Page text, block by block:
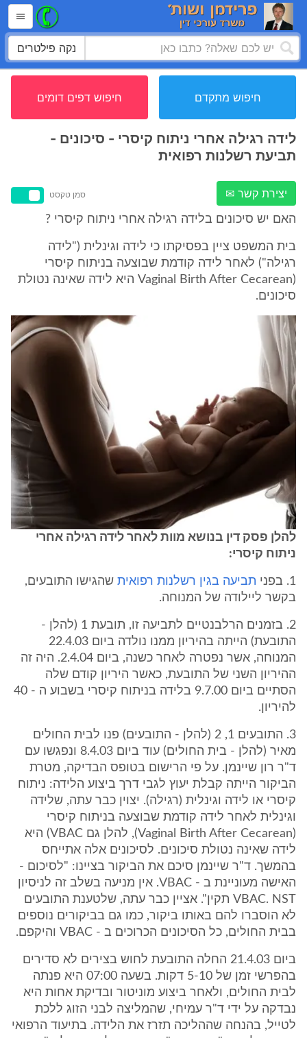
נקה פילטרים
חיפוש מתקדם חיפוש דפים דומים
לידה רגילה אחרי ניתוח קיסרי - סיכונים -
תביעת רשלנות רפואית
יצירת קשר ✉ סמן טקסט
האם יש סיכונים בלידה רגילה אחרי ניתוח קיסרי ?
בית המשפט ציין בפסיקתו כי לידה וגינלית ("לידה
רגילה") לאחר לידה קודמת שבוצעה בניתוח קיסרי
(Vaginal Birth After Cecarean היא לידה שאינה נטולת
סיכונים.
להלן פסק דין בנושא מוות לאחר לידה רגילה אחרי
ניתוח קיסרי:
1. בפני תביעה בגין רשלנות רפואית שהגישו התובעים,
בקשר ליילודה של המנוחה.
2. בזמנים הרלבנטיים לתביעה זו, תובעת 1 (להלן -
התובעת) הייתה בהיריון ממנו נולדה ביום 22.4.03
המנוחה, אשר נפטרה לאחר כשנה, ביום 2.4.04. היה זה
ההיריון השני של התובעת, כאשר היריון קודם שלה
הסתיים ביום 9.7.00 בלידה בניתוח קיסרי בשבוע ה - 40
להיריון.
3. התובעים 1, 2 (להלן - התובעים) פנו לבית החולים
מאיר (להלן - בית החולים) עוד ביום 8.4.03 ונפגשו עם
ד"ר רון שיינמן. על פי הרישום בטופס הבדיקה, מטרת
הביקור הייתה קבלת יעוץ לגבי דרך ביצוע הלידה: ניתוח
קיסרי או לידה וגינלית (רגילה). יצוין כבר עתה, שלידה
וגינלית לאחר לידה קודמת שבוצעה בניתוח קיסרי
(Vaginal Birth After Cecarean), להלן גם VBAC) היא
לידה שאינה נטולת סיכונים. לסיכונים אלה אתייחס
בהמשך. ד"ר שיינמן סיכם את הביקור בציינו: "לסיכום -
האישה מעוניינת ב - VBAC. אין מניעה בשלב זה לניסיון
VBAC. NST תקין". אציין כבר עתה, שלטענת התובעים
לא הוסברו להם באותו ביקור, כמו גם בביקורים נוספים
בבית החולים, כל הסיכונים הכרוכים ב - VBAC והיקפם.
ביום 21.4.03 החלה התובעת לחוש בצירים לא סדירים
בהפרשי זמן של 5-10 דקות. בשעה 07:00 היא פנתה
לבית החולים, ולאחר ביצוע מוניטור ובדיקת אחות היא
נבדקה על ידי ד"ר עמיחי, שהמליצה לבני הזוג ללכת
לטייל, בהנחה שההליכה תזרז את הלידה. בתיעוד הרפואי